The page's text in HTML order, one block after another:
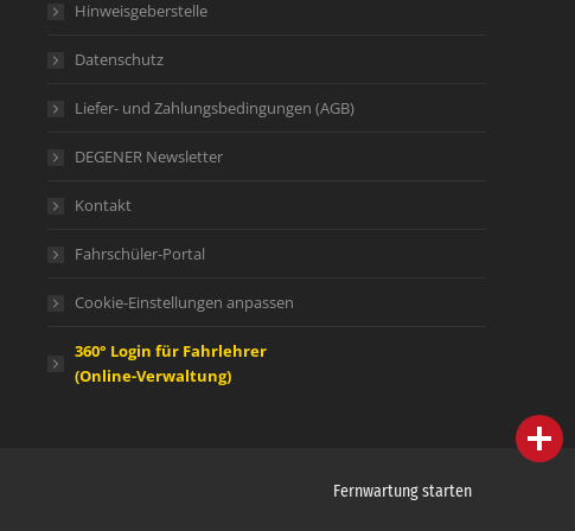
Hinweisgeberstelle
Datenschutz
Liefer- und Zahlungsbedingungen (AGB)
DEGENER Newsletter
Kontakt
Fahrschüler-Portal
Cookie-Einstellungen anpassen
360° Login für Fahrlehrer
(Online-Verwaltung)
Fernwartung starten
campaign WERBEMATERIAL